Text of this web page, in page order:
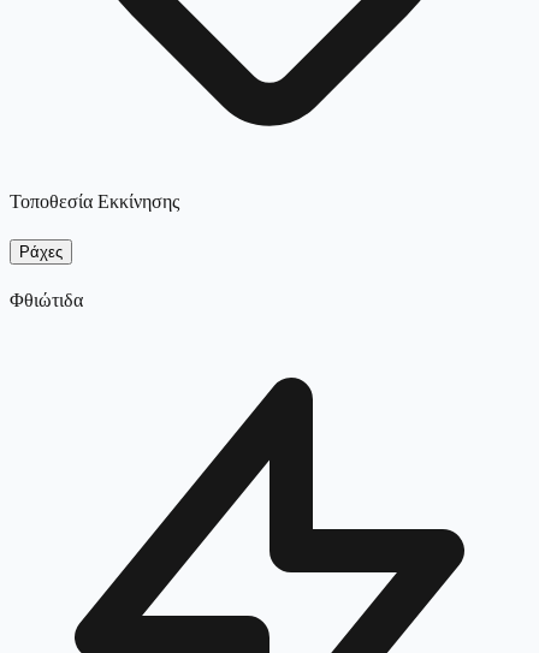
Τοποθεσία Εκκίνησης
Ράχες
Φθιώτιδα